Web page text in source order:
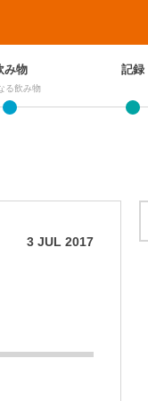
み物
る飲み物
記録
3 JUL 2017